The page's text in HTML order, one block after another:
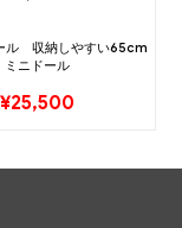
ル 収納しやすい65cm
ミニドール
¥25,500